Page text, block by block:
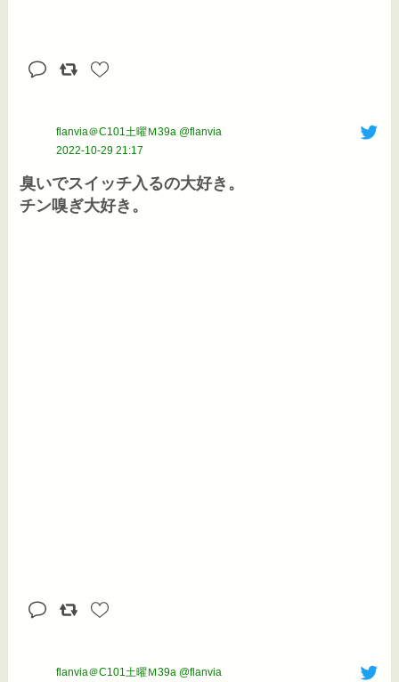
flanvia＠C101土曜Ｍ39a @flanvia
2022-10-29 21:17
臭いでスイッチ入るの大好き。
チン嗅ぎ大好き。
flanvia＠C101土曜Ｍ39a @flanvia